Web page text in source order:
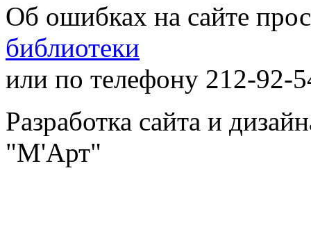
Об ошибках на сайте
библиотеки
или по телефону 212-92-
Разработка сайта и
"М'Арт"